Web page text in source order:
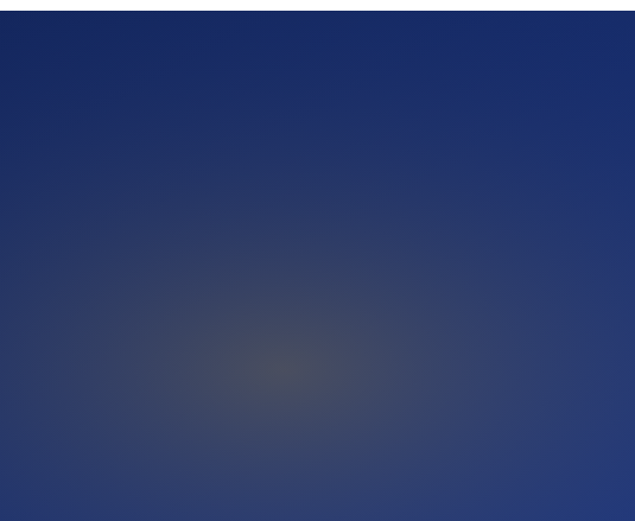
Fragen wie 'Welche guten Anbieter gibt es in Altona' oder
— und genau dort spielt eine Pressemitteilung ihre zweite Stärke